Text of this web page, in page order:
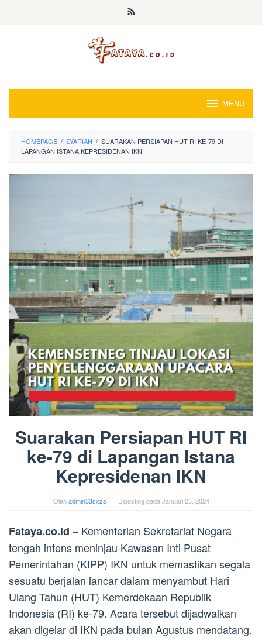
MENU
HOMEPAGE / SYARIAH / SUARAKAN PERSIAPAN HUT RI KE-79 DI
LAPANGAN ISTANA KEPRESIDENAN IKN
Suarakan Persiapan HUT RI
ke-79 di Lapangan Istana
Kepresidenan IKN
Olehadmin33sxzs Diposting pada Januari 23, 2024
Fataya.co.id – Kementerian Sekretariat Negara
tengah intens meninjau Kawasan Inti Pusat
Pemerintahan (KIPP) IKN untuk memastikan segala
sesuatu berjalan lancar dalam menyambut Hari
Ulang Tahun (HUT) Kemerdekaan Republik
Indonesia (RI) ke-79. Acara tersebut dijadwalkan
akan digelar di IKN pada bulan Agustus mendatang.